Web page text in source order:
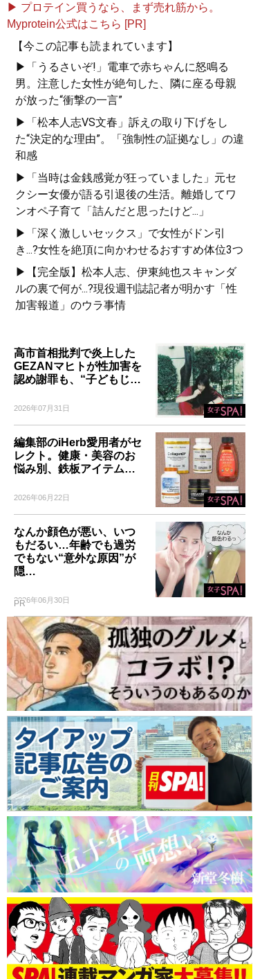
▶ プロテイン買うなら、まず売れ筋から。
Myprotein公式はこちら [PR]
【今この記事も読まれています】
▶「うるさいぞ!」電車で赤ちゃんに怒鳴る
男。注意した女性が絶句した、隣に座る母親
が放った“衝撃の一言”
▶「松本人志VS文春」訴えの取り下げをし
た“決定的な理由”。「強制性の証拠なし」の違
和感
▶「当時は金銭感覚が狂っていました」元セ
クシー女優が語る引退後の生活。離婚してワ
ンオペ子育て「詰んだと思ったけど...」
▶「深く激しいセックス」で女性がドン引
き...?女性を絶頂に向かわせるおすすめ体位3つ
▶【完全版】松本人志、伊東純也スキャンダ
ルの裏で何が...?現役週刊誌記者が明かす「性
加害報道」のウラ事情
高市首相批判で炎上した
GEZANマヒトが性加害を
認め謝罪も、“子どもじ…
2026年07月31日
編集部のiHerb愛用者がセ
レクト。健康・美容のお
悩み別、鉄板アイテム…
2026年06月22日
なんか顔色が悪い、いつ
もだるい…年齢でも過労
でもない“意外な原因”が
隠…
2026年06月30日
PR